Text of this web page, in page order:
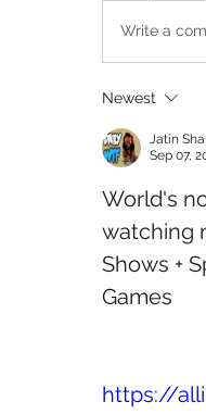
Write a
Newest
Jatin
Sep 07,
World's
watching
Shows +
Games
https://